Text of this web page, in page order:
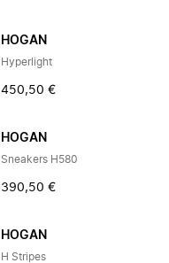
HOGAN
Hyperlight
450,50 €
HOGAN
Sneakers H580
390,50 €
HOGAN
H Stripes